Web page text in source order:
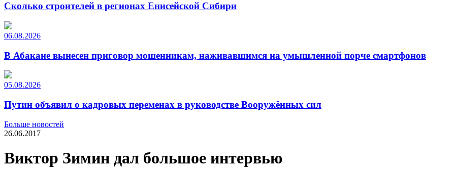
Сколько строителей в регионах Енисейской Сибири
06.08.2026
В Абакане вынесен приговор мошенникам, наживавшимся на умышленной порче смартфонов
05.08.2026
Путин объявил о кадровых переменах в руководстве Вооружённых сил
Больше новостей
26.06.2017
Виктор Зимин дал большое интервью